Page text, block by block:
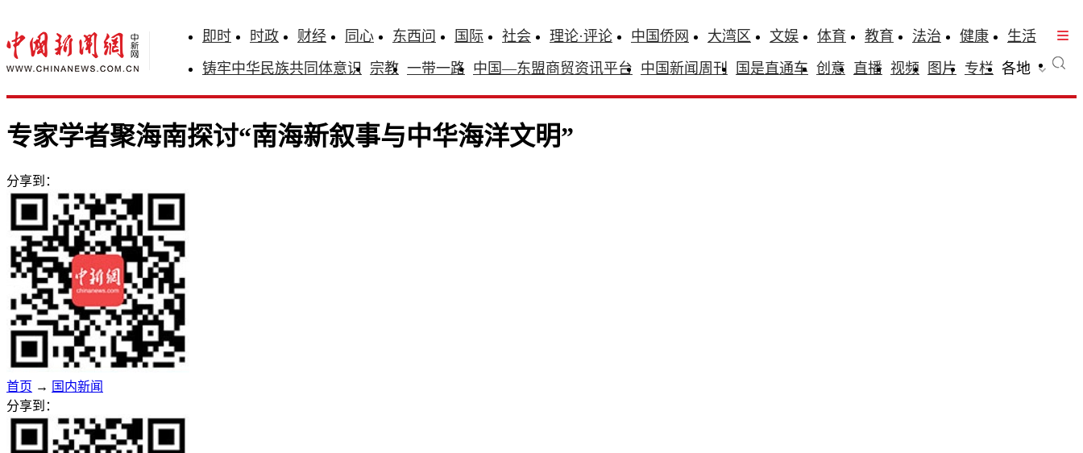
即时 时政 财经 同心 东西问 国际 社会 理论·评论 中国侨网 大湾区 文娱 体育 教育 法治 健康
生活
铸牢中华民族共同体意识 宗教 一带一路 中国—东盟商贸资讯平台 中国新闻周刊 国是直通车 创意 直播 视频 图片 专栏 各地
专家学者聚海南探讨“南海新叙事与中华海洋文明”
分享到：
首页 → 国内新闻
分享到：